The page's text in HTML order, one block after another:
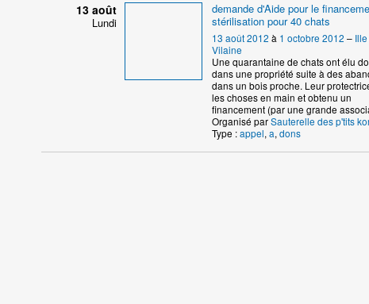
13 août
Lundi
demande d'Aide pour le
stérilisation pour 40 chats
13 août 2012 à 1 octobre 2012 –
Vilaine
Une quarantaine de chats ont élu
dans une propriété suite à des
dans un bois proche. Leur
les choses en main et obtenu un
financement (par une grande
Organisé parSauterelle des p'tits
Type :appel,a,dons